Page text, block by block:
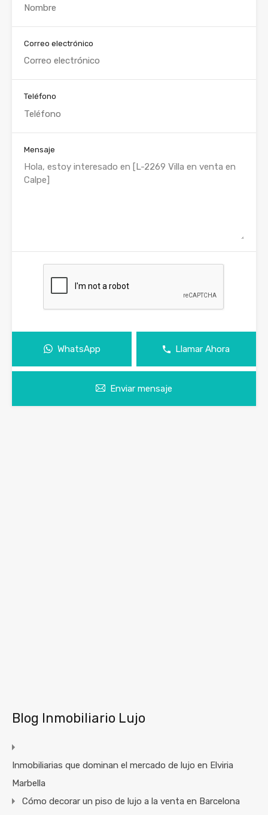
Correo electrónico
Teléfono
Mensaje
WhatsApp Llamar Ahora
Enviar mensaje
Blog Inmobiliario Lujo
Inmobiliarias que dominan el mercado de lujo en Elviria
Marbella
Cómo decorar un piso de lujo a la venta en Barcelona